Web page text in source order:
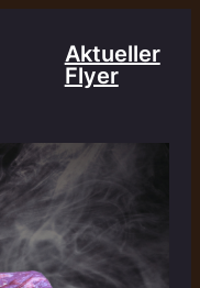
Aktueller
Flyer
ansehen